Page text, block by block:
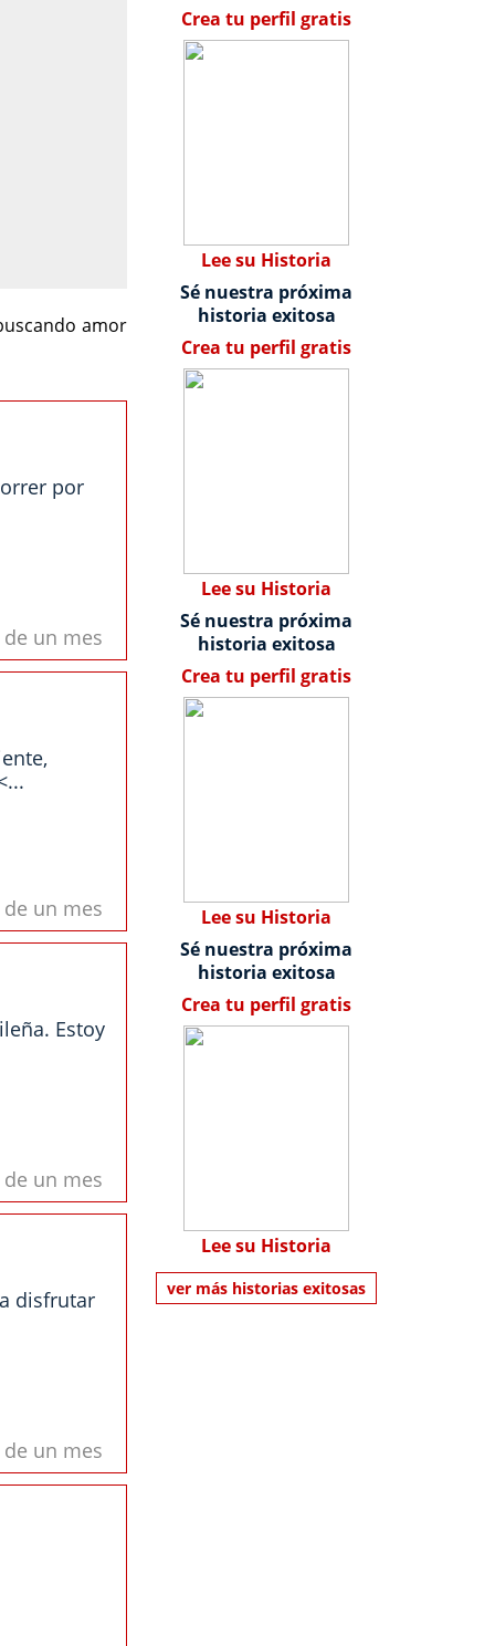
amor
por
un mes
un mes
Estoy
un mes
disfrutar
un mes
Crea tu perfil gratis
Lee su Historia
Sé nuestra próxima
historia exitosa
Crea tu perfil gratis
Lee su Historia
Sé nuestra próxima
historia exitosa
Crea tu perfil gratis
Lee su Historia
Sé nuestra próxima
historia exitosa
Crea tu perfil gratis
Lee su Historia
ver más historias exitosas